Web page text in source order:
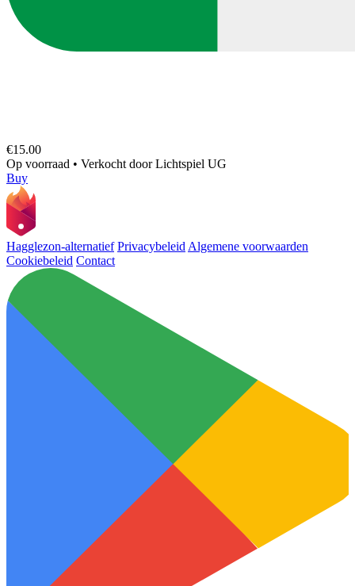
€15.00
Op voorraad • Verkocht doorLichtspiel UG
Buy
Hagglezon-alternatief Privacybeleid Algemene voorwaarden
Cookiebeleid Contact